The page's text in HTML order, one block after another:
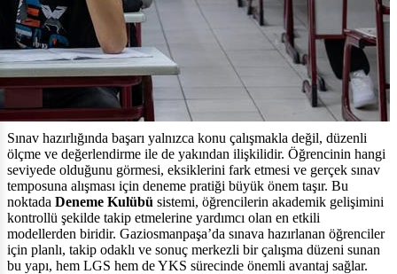
Sınav hazırlığında başarı yalnızca konu çalışmakla değil, düzenli
ölçme ve değerlendirme ile de yakından ilişkilidir. Öğrencinin hangi
seviyede olduğunu görmesi, eksiklerini fark etmesi ve gerçek sınav
temposuna alışması için deneme pratiği büyük önem taşır. Bu
noktada Deneme Kulübü sistemi, öğrencilerin akademik gelişimini
kontrollü şekilde takip etmelerine yardımcı olan en etkili
modellerden biridir. Gaziosmanpaşa’da sınava hazırlanan öğrenciler
için planlı, takip odaklı ve sonuç merkezli bir çalışma düzeni sunan
bu yapı, hem LGS hem de YKS sürecinde önemli avantaj sağlar.